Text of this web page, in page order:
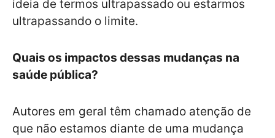
ideia de termos ultrapassado ou estarmos
ultrapassando o limite.
Quais os impactos dessas mudanças na
saúde pública?
Autores em geral têm chamado atenção de
que não estamos diante de uma mudança